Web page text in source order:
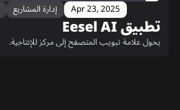
Apr 23, 2025 إدارة المشاريع
تطبيق Eesel AI
يحول علامة تبويب المتصفح إلى مركز للإنتاجية.